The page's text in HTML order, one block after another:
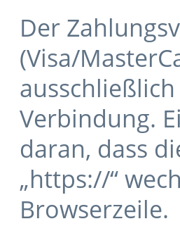
Der
(Visa/
Verbindung.
daran, dass
„https://“
Browserzeile.